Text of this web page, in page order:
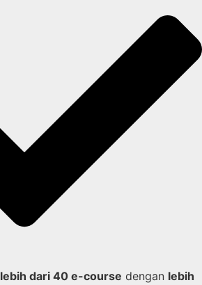
lebih dari 40 e-course dengan lebih